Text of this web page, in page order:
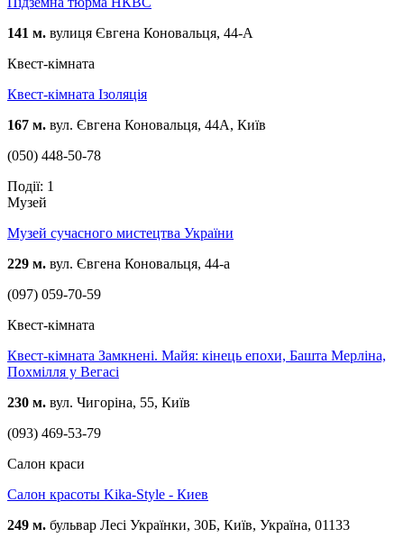
141 м. вулиця Євгена Коновальця, 44-А
Квест-кімната
Квест-кімната Ізоляція
167 м. вул. Євгена Коновальця, 44А, Київ
(050) 448-50-78
Події: 1
Музей
Музей сучасного мистецтва України
229 м. вул. Євгена Коновальця, 44-а
(097) 059-70-59
Квест-кімната
Квест-кімната Замкнені. Майя: кінець епохи, Башта Мерліна,
Похмілля у Вегасі
230 м. вул. Чигоріна, 55, Київ
(093) 469-53-79
Cалон краси
Салон красоты Kika-Style - Киев
249 м. бульвар Лесі Українки, 30Б, Київ, Україна, 01133